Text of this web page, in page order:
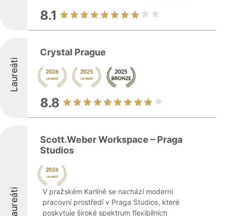
8.1
Laureáti
Crystal Prague
8.8
Laureáti
Scott.Weber Workspace – Praga
Studios
V pražském Karlíně se nachází moderní
pracovní prostředí v Praga Studios, které
poskytuje široké spektrum flexibilních